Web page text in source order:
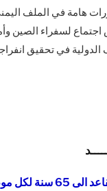
هامة في الملف
اجتماع لسفراء الصين
في تحقيق
في هذا الموعد !